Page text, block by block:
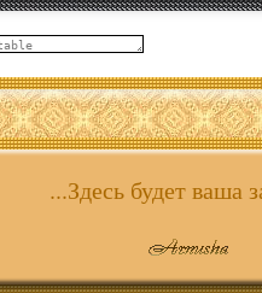
...Здесь будет ваша